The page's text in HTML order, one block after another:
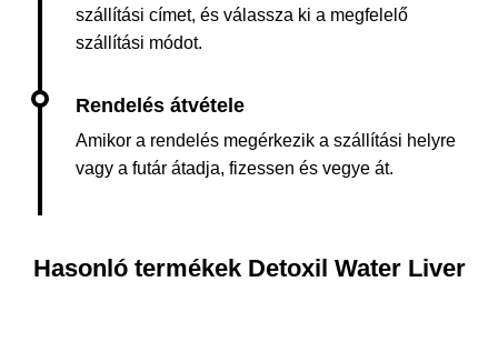
szállítási címet, és válassza ki a megfelelő
szállítási módot.
Amikor a rendelés megérkezik a szállítási helyre
vagy a futár átadja, fizessen és vegye át.
Hasonló termékek Detoxil Water Liver